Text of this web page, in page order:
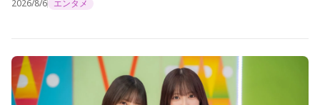
2026/8/6 エンタメ